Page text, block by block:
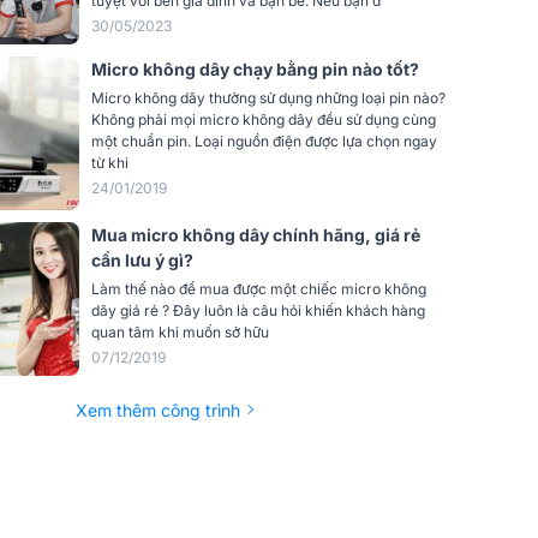
12 DC, 1250mA
2 Ổ cắm cân bằng XLR + TRS6.3mm
không cân bằng
tần
Thiết kế vòng lặp khóa mô-đun PLL
phát 30mW
LCD + đèn nền màu
cao-thấp
thu
42.5x 5 x26 (cm)
30/05/2023
Micro không dây chạy bằng pin nào tốt?
Micro không dây thường sử dụng những loại pin nào?
Không phải mọi micro không dây đều sử dụng cùng
một chuẩn pin. Loại nguồn điện được lựa chọn ngay
từ khi
24/01/2019
Mua micro không dây chính hãng, giá rẻ
cần lưu ý gì?
Làm thế nào để mua được một chiếc micro không
dây giá rẻ ? Đây luôn là câu hỏi khiến khách hàng
quan tâm khi muốn sở hữu
07/12/2019
Xem thêm công trình